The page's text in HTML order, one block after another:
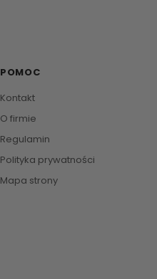
POMOC
Kontakt
O firmie
Regulamin
Polityka prywatności
Mapa strony